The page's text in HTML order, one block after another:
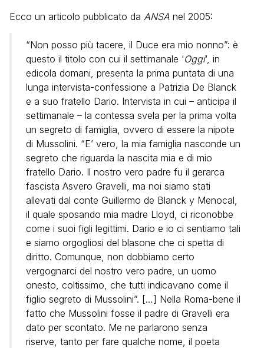
Ecco un articolo pubblicato da ANSA nel 2005:
“Non posso più tacere, il Duce era mio nonno”: è
questo il titolo con cui il settimanale ‘Oggi‘, in
edicola domani, presenta la prima puntata di una
lunga intervista-confessione a Patrizia De Blanck
e a suo fratello Dario. Intervista in cui – anticipa il
settimanale – la contessa svela per la prima volta
un segreto di famiglia, ovvero di essere la nipote
di Mussolini. “E’ vero, la mia famiglia nasconde un
segreto che riguarda la nascita mia e di mio
fratello Dario. Il nostro vero padre fu il gerarca
fascista Asvero Gravelli, ma noi siamo stati
allevati dal conte Guillermo de Blanck y Menocal,
il quale sposando mia madre Lloyd, ci riconobbe
come i suoi figli legittimi. Dario e io ci sentiamo tali
e siamo orgogliosi del blasone che ci spetta di
diritto. Comunque, non dobbiamo certo
vergognarci del nostro vero padre, un uomo
onesto, coltissimo, che tutti indicavano come il
figlio segreto di Mussolini”. […] Nella Roma-bene il
fatto che Mussolini fosse il padre di Gravelli era
dato per scontato. Me ne parlarono senza
riserve, tanto per fare qualche nome, il poeta